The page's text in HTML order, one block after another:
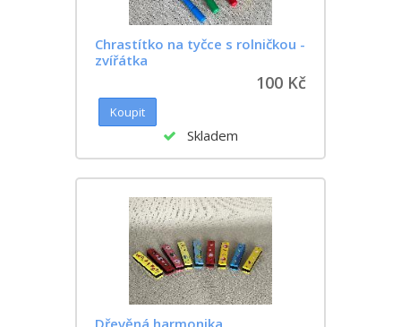
Chrastítko na tyčce s rolničkou -
zvířátka
100 Kč
Skladem
Dřevěná harmonika